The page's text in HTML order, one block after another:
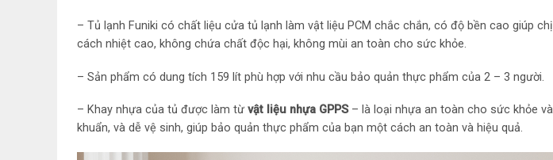
– Tủ lạnh Funiki có chất liệu cửa tủ lạnh làm vật liệu PCM chắc chắn, có độ bền cao giúp
cách nhiệt cao, không chứa chất độc hại, không mùi an toàn cho sức khỏe.
– Sản phẩm có dung tích 159 lít phù hợp với nhu cầu bảo quản thực phẩm của 2 – 3 người.
– Khay nhựa của tủ được làm từ vật liệu nhựa GPPS– là loại nhựa an toàn cho sức khỏe
khuẩn, và dễ vệ sinh, giúp bảo quản thực phẩm của bạn một cách an toàn và hiệu quả.